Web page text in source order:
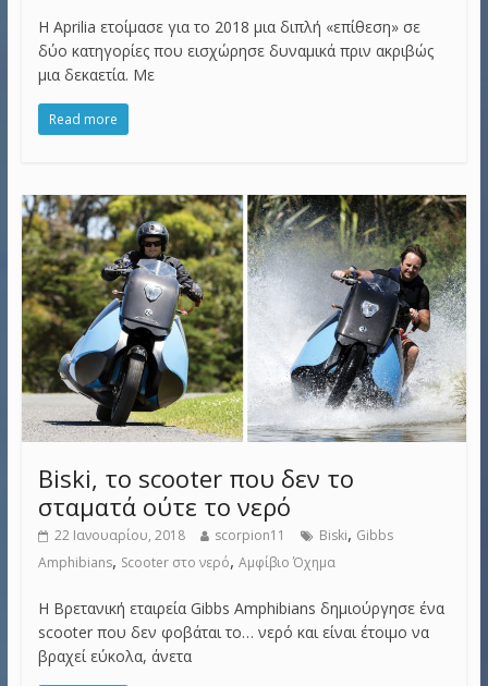
Η Aprilia ετοίμασε για το 2018 μια διπλή «επίθεση» σε
δύο κατηγορίες που εισχώρησε δυναμικά πριν ακριβώς
μια δεκαετία. Με
Read more
Biski, το scooter που δεν το
σταματά ούτε το νερό
22 Ιανουαρίου, 2018 scorpion11 Biski, Gibbs
Amphibians, Scooter στο νερό, Αμφίβιο Όχημα
Η Βρετανική εταιρεία Gibbs Amphibians δημιούργησε ένα
scooter που δεν φοβάται το… νερό και είναι έτοιμο να
βραχεί εύκολα, άνετα